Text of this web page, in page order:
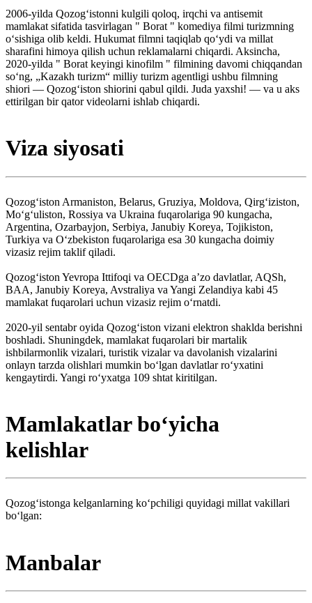
2006-yilda Qozog‘istonni kulgili qoloq, irqchi va antisemit
mamlakat sifatida tasvirlagan " Borat " komediya filmi turizmning
o‘sishiga olib keldi. Hukumat filmni taqiqlab qoʻydi va millat
sharafini himoya qilish uchun reklamalarni chiqardi. Aksincha,
2020-yilda " Borat keyingi kinofilm " filmining davomi chiqqandan
so‘ng, „Kazakh turizm“ milliy turizm agentligi ushbu filmning
shiori — Qozog‘iston shiorini qabul qildi. Juda yaxshi! — va u aks
ettirilgan bir qator videolarni ishlab chiqardi.
Viza siyosati
Qozog‘iston Armaniston, Belarus, Gruziya, Moldova, Qirg‘iziston,
Mo‘g‘uliston, Rossiya va Ukraina fuqarolariga 90 kungacha,
Argentina, Ozarbayjon, Serbiya, Janubiy Koreya, Tojikiston,
Turkiya va Oʻzbekiston fuqarolariga esa 30 kungacha doimiy
vizasiz rejim taklif qiladi.
Qozogʻiston Yevropa Ittifoqi va OECDga aʼzo davlatlar, AQSh,
BAA, Janubiy Koreya, Avstraliya va Yangi Zelandiya kabi 45
mamlakat fuqarolari uchun vizasiz rejim oʻrnatdi.
2020-yil sentabr oyida Qozog‘iston vizani elektron shaklda berishni
boshladi. Shuningdek, mamlakat fuqarolari bir martalik
ishbilarmonlik vizalari, turistik vizalar va davolanish vizalarini
onlayn tarzda olishlari mumkin boʻlgan davlatlar roʻyxatini
kengaytirdi. Yangi ro‘yxatga 109 shtat kiritilgan.
Mamlakatlar boʻyicha
kelishlar
Qozog‘istonga kelganlarning ko‘pchiligi quyidagi millat vakillari
bo‘lgan:
Manbalar